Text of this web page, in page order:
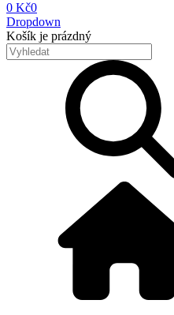
0 Kč0
Dropdown
Košík je prázdný